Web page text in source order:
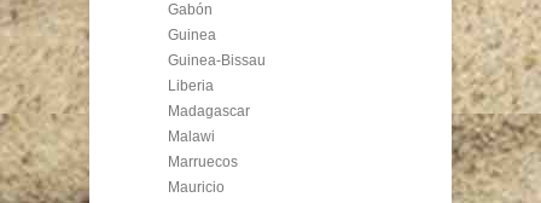
Gabón
Guinea
Guinea-Bissau
Liberia
Madagascar
Malawi
Marruecos
Mauricio